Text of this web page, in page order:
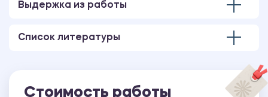
Выдержка из работы
Список литературы
Стоимость работы